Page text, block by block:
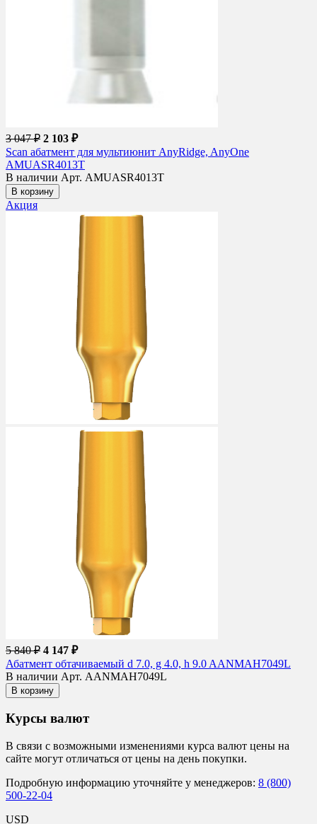
3 047 ₽ 2 103 ₽
Scan абатмент для мультиюнит AnyRidge, AnyOne
AMUASR4013T
В наличии Арт. AMUASR4013T
В корзину
Акция
5 840 ₽ 4 147 ₽
Абатмент обтачиваемый d 7.0, g 4.0, h 9.0 AANMAH7049L
В наличии Арт. AANMAH7049L
В корзину
Курсы валют
В связи с возможными изменениями курса валют цены на
сайте могут отличаться от цены на день покупки.
Подробную информацию уточняйте у менеджеров: 8 (800)
500-22-04
USD